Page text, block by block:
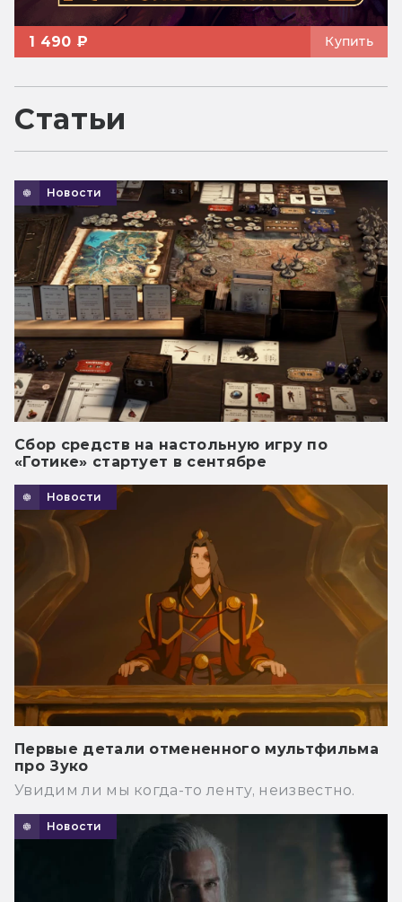
1 490 ₽ Купить
Статьи
Новости
Сбор средств на настольную игру по
«Готике» стартует в сентябре
Новости
Первые детали отмененного мультфильма
про Зуко
Увидим ли мы когда-то ленту, неизвестно.
Новости